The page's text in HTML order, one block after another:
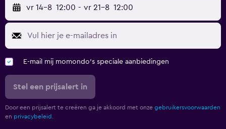
vr 14-8 12:00 - vr 21-8 12:00
E-mail mij momondo's speciale aanbiedingen
Stel een prijsalert in
Door een prijsalert te creëren ga je akkoord met onze gebruikersvoorwaarden
en privacybeleid.